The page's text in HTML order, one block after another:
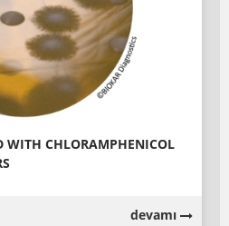
WITH CHLORAMPHENICOL
devamı